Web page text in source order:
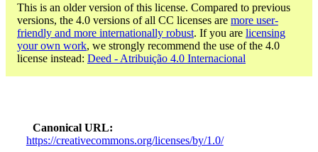
This is an older version of this license. Compared to previous
versions, the 4.0 versions of all CC licenses are more user-
friendly and more internationally robust. If you are licensing
your own work, we strongly recommend the use of the 4.0
license instead: Deed - Atribuição 4.0 Internacional
Canonical URL
https://creativecommons.org/licenses/by/1.0/